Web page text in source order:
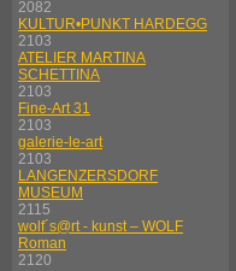
2082
KULTUR•PUNKT HARDEGG
2103
ATELIER MARTINA
SCHETTINA
2103
Fine-Art 31
2103
galerie-le-art
2103
LANGENZERSDORF
MUSEUM
2115
wolf´s@rt - kunst – WOLF
Roman
2120